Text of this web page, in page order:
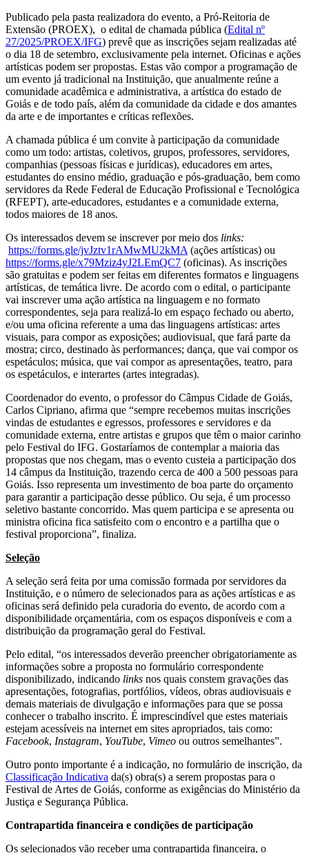
Publicado pela pasta realizadora do evento, a Pró-Reitoria de
Extensão (PROEX), o edital de chamada pública (Edital nº
27/2025/PROEX/IFG) prevê que as inscrições sejam realizadas até
o dia 18 de setembro, exclusivamente pela internet. Oficinas e ações
artísticas podem ser propostas. Estas vão compor a programação de
um evento já tradicional na Instituição, que anualmente reúne a
comunidade acadêmica e administrativa, a artística do estado de
Goiás e de todo país, além da comunidade da cidade e dos amantes
da arte e de importantes e críticas reflexões.
A chamada pública é um convite à participação da comunidade
como um todo: artistas, coletivos, grupos, professores, servidores,
companhias (pessoas físicas e jurídicas), educadores em artes,
estudantes do ensino médio, graduação e pós-graduação, bem como
servidores da Rede Federal de Educação Profissional e Tecnológica
(RFEPT), arte-educadores, estudantes e a comunidade externa,
todos maiores de 18 anos.
Os interessados devem se inscrever por meio dos links:
https://forms.gle/jvJztv1rAMwMU2kMA (ações artísticas) ou
https://forms.gle/x79Mziz4yJ2LEmQC7 (oficinas). As inscrições
são gratuitas e podem ser feitas em diferentes formatos e linguagens
artísticas, de temática livre. De acordo com o edital, o participante
vai inscrever uma ação artística na linguagem e no formato
correspondentes, seja para realizá-lo em espaço fechado ou aberto,
e/ou uma oficina referente a uma das linguagens artísticas: artes
visuais, para compor as exposições; audiovisual, que fará parte da
mostra; circo, destinado às performances; dança, que vai compor os
espetáculos; música, que vai compor as apresentações, teatro, para
os espetáculos, e interartes (artes integradas).
Coordenador do evento, o professor do Câmpus Cidade de Goiás,
Carlos Cipriano, afirma que “sempre recebemos muitas inscrições
vindas de estudantes e egressos, professores e servidores e da
comunidade externa, entre artistas e grupos que têm o maior carinho
pelo Festival do IFG. Gostaríamos de contemplar a maioria das
propostas que nos chegam, mas o evento custeia a participação dos
14 câmpus da Instituição, trazendo cerca de 400 a 500 pessoas para
Goiás. Isso representa um investimento de boa parte do orçamento
para garantir a participação desse público. Ou seja, é um processo
seletivo bastante concorrido. Mas quem participa e se apresenta ou
ministra oficina fica satisfeito com o encontro e a partilha que o
festival proporciona”, finaliza.
Seleção
A seleção será feita por uma comissão formada por servidores da
Instituição, e o número de selecionados para as ações artísticas e as
oficinas será definido pela curadoria do evento, de acordo com a
disponibilidade orçamentária, com os espaços disponíveis e com a
distribuição da programação geral do Festival.
Pelo edital, “os interessados deverão preencher obrigatoriamente as
informações sobre a proposta no formulário correspondente
disponibilizado, indicando links nos quais constem gravações das
apresentações, fotografias, portfólios, vídeos, obras audiovisuais e
demais materiais de divulgação e informações para que se possa
conhecer o trabalho inscrito. É imprescindível que estes materiais
estejam acessíveis na internet em sites apropriados, tais como:
Facebook, Instagram, YouTube, Vimeo ou outros semelhantes”.
Outro ponto importante é a indicação, no formulário de inscrição, da
Classificação Indicativa da(s) obra(s) a serem propostas para o
Festival de Artes de Goiás, conforme as exigências do Ministério da
Justiça e Segurança Pública.
Contrapartida financeira e condições de participação
Os selecionados vão receber uma contrapartida financeira, o